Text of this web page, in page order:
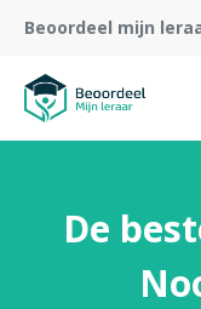
Beoordeel mijn
De